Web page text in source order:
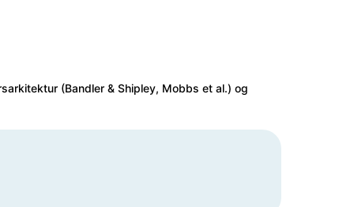
(Bandler & Shipley, Mobbs et al.) og